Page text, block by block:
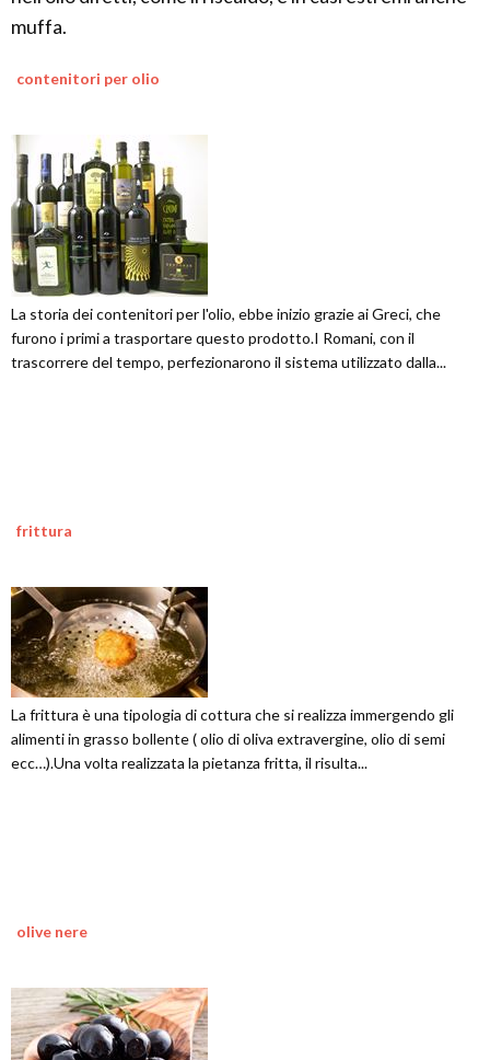
muffa.
contenitori per olio
La storia dei contenitori per l'olio, ebbe inizio grazie ai Greci, che
furono i primi a trasportare questo prodotto.I Romani, con il
trascorrere del tempo, perfezionarono il sistema utilizzato dalla...
frittura
La frittura è una tipologia di cottura che si realizza immergendo gli
alimenti in grasso bollente ( olio di oliva extravergine, olio di semi
ecc…).Una volta realizzata la pietanza fritta, il risulta...
olive nere